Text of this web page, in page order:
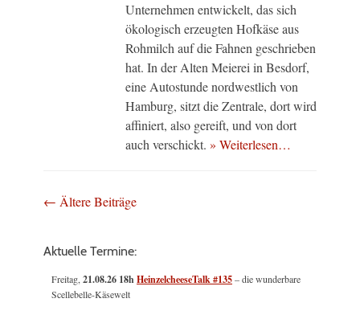
Unternehmen entwickelt, das sich
ökologisch erzeugten Hofkäse aus
Rohmilch auf die Fahnen geschrieben
hat. In der Alten Meierei in Besdorf,
eine Autostunde nordwestlich von
Hamburg, sitzt die Zentrale, dort wird
affiniert, also gereift, und von dort
auch verschickt. » Weiterlesen…
Beitragsnavigation
← Ältere Beiträge
Aktuelle Termine:
Freitag,21.08.26 18hHeinzelcheeseTalk #135– die wunderbare
Scellebelle-Käsewelt